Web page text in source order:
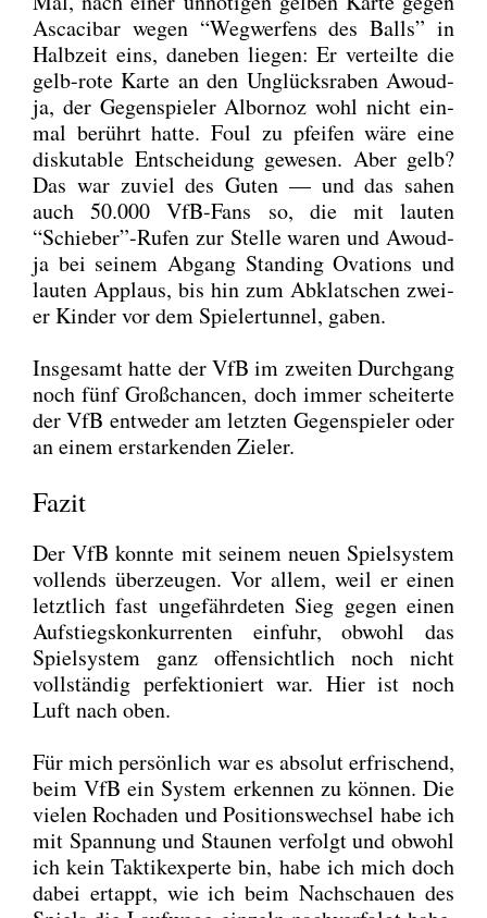
Asca­ci­bar wegen “Weg­wer­fens des Balls” in
Halb­zeit eins, dane­ben lie­gen: Er ver­teil­te die
gelb-rote Kar­te an den Unglücks­ra­ben Awoud­
ja, der Gegen­spie­ler Albor­noz wohl nicht ein­
mal berührt hat­te. Foul zu pfei­fen wäre eine
dis­ku­ta­ble Ent­schei­dung gewe­sen. Aber gelb?
Das war zuviel des Guten — und das sahen
auch 50.000 VfB-Fans so, die mit lau­ten
“Schieber”-Rufen zur Stel­le waren und Awoud­
ja bei sei­nem Abgang Stan­ding Ova­tions und
lau­ten Applaus, bis hin zum Abklat­schen zwei­
er Kin­der vor dem Spie­ler­tun­nel, gaben.
Ins­ge­samt hat­te der VfB im zwei­ten Durch­gang
noch fünf Groß­chan­cen, doch immer schei­ter­te
der VfB ent­we­der am letz­ten Gegen­spie­ler oder
an einem erstar­ken­den Zie­l­er.
Fazit
Der VfB konn­te mit sei­nem neu­en Spiel­sys­tem
voll­ends über­zeu­gen. Vor allem, weil er einen
letzt­lich fast unge­fähr­de­ten Sieg gegen einen
Auf­stiegs­kon­kur­ren­ten ein­fuhr, obwohl das
Spiel­sys­tem ganz offen­sicht­lich noch nicht
voll­stän­dig per­fek­tio­niert war. Hier ist noch
Luft nach oben.
Für mich per­sön­lich war es abso­lut erfri­schend,
beim VfB ein Sys­tem erken­nen zu kön­nen. Die
vie­len Rocha­den und Posi­ti­ons­wech­sel habe ich
mit Span­nung und Stau­nen ver­folgt und obwohl
ich kein Tak­tik­ex­per­te bin, habe ich mich doch
dabei ertappt, wie ich beim Nach­schau­en des